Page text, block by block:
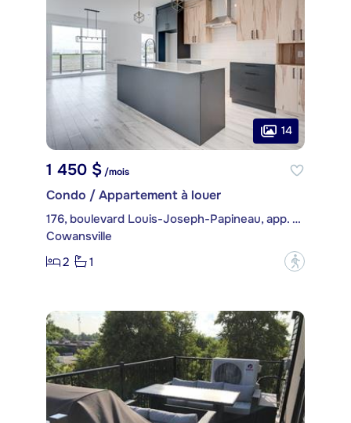
14
1 450 $/mois
Condo / Appartement à louer
176, boulevard Louis-Joseph-Papineau, app. 03
Cowansville
2
1 ?